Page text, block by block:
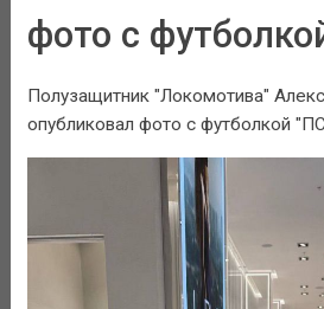
фото с
Полузащитник "Локомотива"
опубликовал фото с футболкой